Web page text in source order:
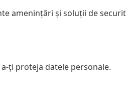
amenințări și soluții de
ți proteja datele personale.